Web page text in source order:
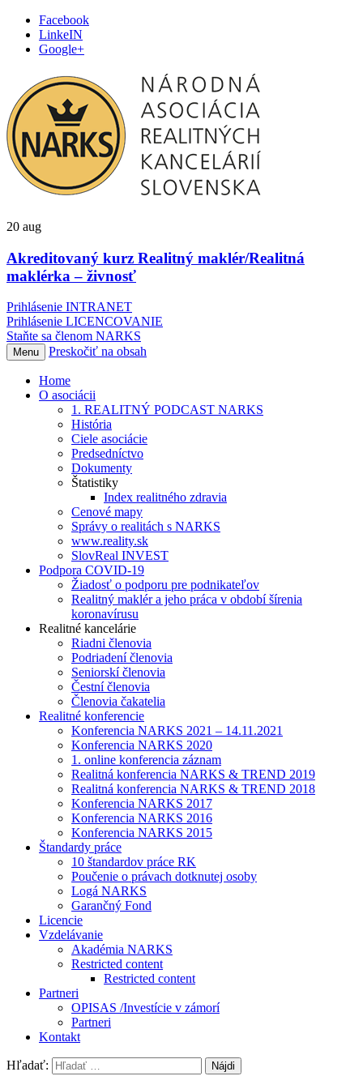
Facebook
LinkeIN
Google+
20 aug
Akreditovaný kurz Realitný maklér/Realitná
maklérka – živnosť
Prihlásenie INTRANET
Prihlásenie LICENCOVANIE
Staňte sa členom NARKS
Menu Preskočiť na obsah
Home
O asociácii
1. REALITNÝ PODCAST NARKS
História
Ciele asociácie
Predsedníctvo
Dokumenty
Štatistiky
Index realitného zdravia
Cenové mapy
Správy o realitách s NARKS
www.reality.sk
SlovReal INVEST
Podpora COVID-19
Žiadosť o podporu pre podnikateľov
Realitný maklér a jeho práca v období šírenia
koronavírusu
Realitné kancelárie
Riadni členovia
Podriadení členovia
Seniorskí členovia
Čestní členovia
Členovia čakatelia
Realitné konferencie
Konferencia NARKS 2021 – 14.11.2021
Konferencia NARKS 2020
1. online konferencia záznam
Realitná konferencia NARKS & TREND 2019
Realitná konferencia NARKS & TREND 2018
Konferencia NARKS 2017
Konferencia NARKS 2016
Konferencia NARKS 2015
Štandardy práce
10 štandardov práce RK
Poučenie o právach dotknutej osoby
Logá NARKS
Garančný Fond
Licencie
Vzdelávanie
Akadémia NARKS
Restricted content
Restricted content
Partneri
OPISAS /Investície v zámorí
Partneri
Kontakt
Hľadať: